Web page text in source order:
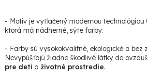
- Motív je vytlačený modernou technológiou
ktorá má nádherné, sýte farby.
- Farby sú vysokokvalitné, ekologické a bez
Nevypúšťajú žiadne škodlivé látky do
pre deti a životné prostredie.